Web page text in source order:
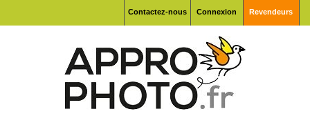
Connexion Revendeurs
Contactez-nous